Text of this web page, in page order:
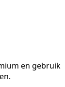
en gebruik